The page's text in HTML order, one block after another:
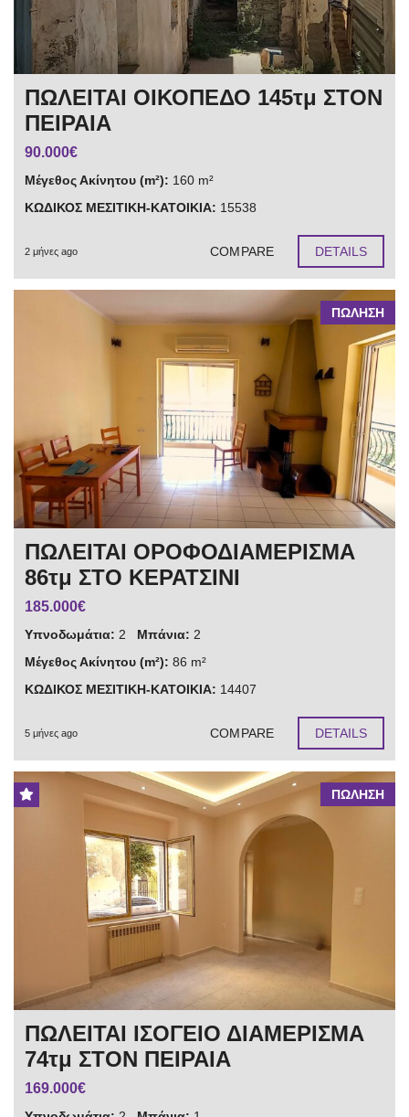
ΠΩΛΕΙΤΑΙ ΟΙΚΟΠΕΔΟ 145τμ ΣΤΟΝ
ΠΕΙΡΑΙΑ
90.000€
Μέγεθος Ακίνητου (m²): 160 m²
ΚΩΔΙΚΟΣ ΜΕΣΙΤΙΚΗ-ΚΑΤΟΙΚΙΑ: 15538
2 μήνες ago COMPARE DETAILS
ΠΩΛΗΣΗ
ΠΩΛΕΙΤΑΙ ΟΡΟΦΟΔΙΑΜΕΡΙΣΜΑ
86τμ ΣΤΟ ΚΕΡΑΤΣΙΝΙ
185.000€
Υπνοδωμάτια: 2 Μπάνια: 2
Μέγεθος Ακίνητου (m²): 86 m²
ΚΩΔΙΚΟΣ ΜΕΣΙΤΙΚΗ-ΚΑΤΟΙΚΙΑ: 14407
5 μήνες ago COMPARE DETAILS
ΠΩΛΗΣΗ
ΠΩΛΕΙΤΑΙ ΙΣΟΓΕΙΟ ΔΙΑΜΕΡΙΣΜΑ
74τμ ΣΤΟΝ ΠΕΙΡΑΙΑ
169.000€